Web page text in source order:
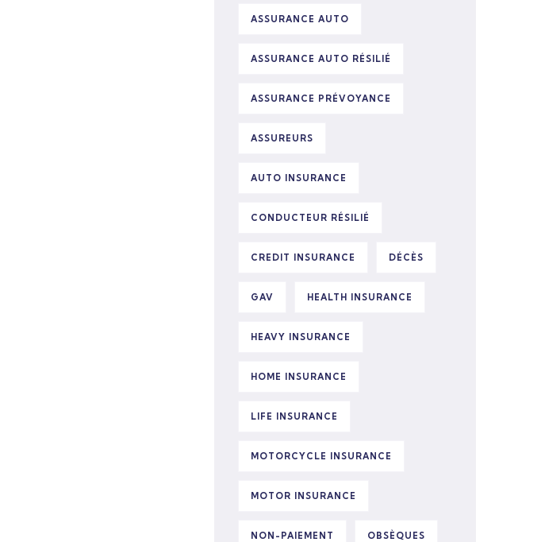
ASSURANCE AUTO
ASSURANCE AUTO RÉSILIÉ
ASSURANCE PRÉVOYANCE
ASSUREURS
AUTO INSURANCE
CONDUCTEUR RÉSILIÉ
CREDIT INSURANCE DÉCÈS
GAV HEALTH INSURANCE
HEAVY INSURANCE
HOME INSURANCE
LIFE INSURANCE
MOTORCYCLE INSURANCE
MOTOR INSURANCE
NON-PAIEMENT OBSÈQUES